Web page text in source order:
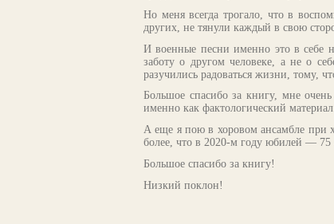
Но меня всегда трогало, что в
других, не тянули каждый в свою
И военные песни именно это в себе
заботу о другом человеке, а не о
разучились радоваться жизни, тому,
Большое спасибо за книгу, мне
именно как фактологический
А еще я пою в хоровом ансамбле при
более, что в 2020-м году юбилей — 75
Большое спасибо за книгу!
Низкий поклон!